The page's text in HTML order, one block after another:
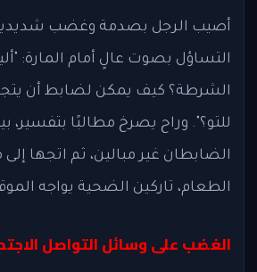
أصيب الرجل بصدمة وغضب
التساؤل بصوت عالٍ أمام المارة:
الشرطة؟ كيف يمكن لضابط أن
للتو؟". وراح يصرخ مطالبًا بتفسير،
الضابطان غير مبالين، ثم اتجها
الطعام، تاركين الضحية يواجه
الغضب على وسائل التواصل